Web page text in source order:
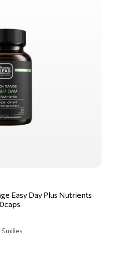
Easy Day Plus Nutrients
Smilies